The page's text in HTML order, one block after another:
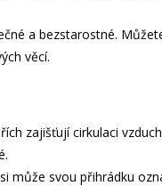
a bezstarostné.
věcí.
zajišťují cirkulaci
může svou přihrádku